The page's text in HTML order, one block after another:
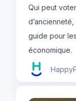
Qui peut voter
guide pour
économique.